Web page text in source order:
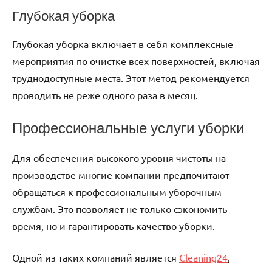
Глубокая уборка
Глубокая уборка включает в себя комплексные
мероприятия по очистке всех поверхностей, включая
труднодоступные места. Этот метод рекомендуется
проводить не реже одного раза в месяц.
Профессиональные услуги уборки
Для обеспечения высокого уровня чистоты на
производстве многие компании предпочитают
обращаться к профессиональным уборочным
службам. Это позволяет не только сэкономить
время, но и гарантировать качество уборки.
Одной из таких компаний является Cleaning24